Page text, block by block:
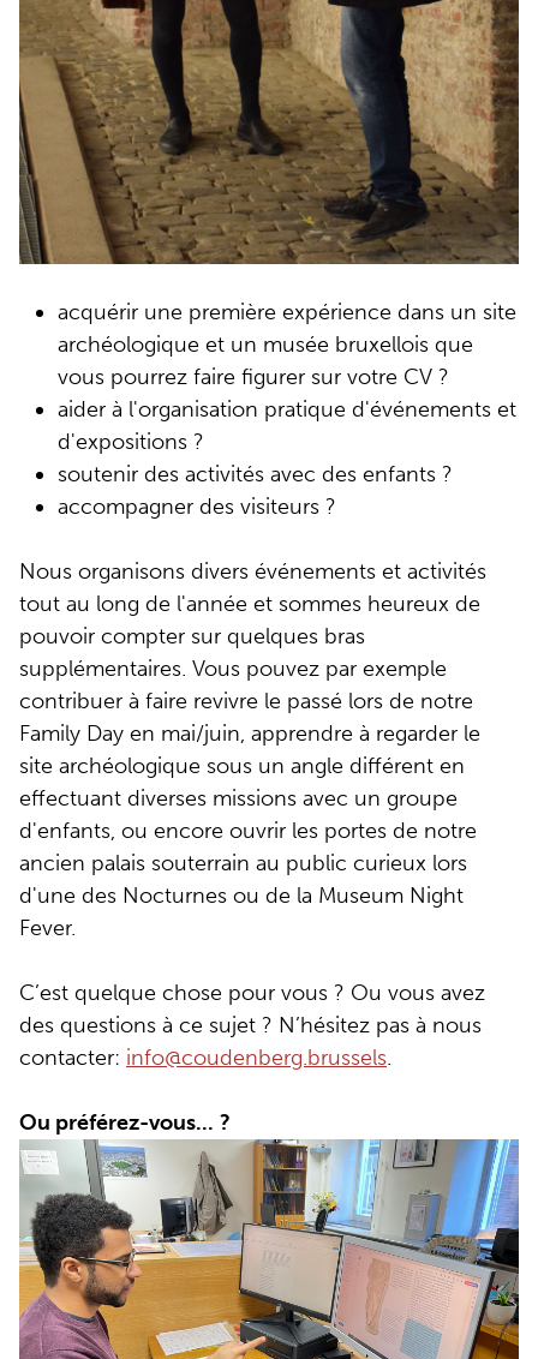
acquérir une première expérience dans un site
archéologique et un musée bruxellois que
vous pourrez faire figurer sur votre CV ?
aider à l'organisation pratique d'événements et
d'expositions ?
soutenir des activités avec des enfants ?
accompagner des visiteurs ?
Nous organisons divers événements et activités
tout au long de l'année et sommes heureux de
pouvoir compter sur quelques bras
supplémentaires. Vous pouvez par exemple
contribuer à faire revivre le passé lors de notre
Family Day en mai/juin, apprendre à regarder le
site archéologique sous un angle différent en
effectuant diverses missions avec un groupe
d'enfants, ou encore ouvrir les portes de notre
ancien palais souterrain au public curieux lors
d'une des Nocturnes ou de la Museum Night
Fever.
C’est quelque chose pour vous ? Ou vous avez
des questions à ce sujet ? N’hésitez pas à nous
contacter: info@coudenberg.brussels.
Ou préférez-vous... ?